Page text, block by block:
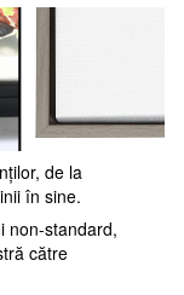
de la
în sine.
non-standard,
către